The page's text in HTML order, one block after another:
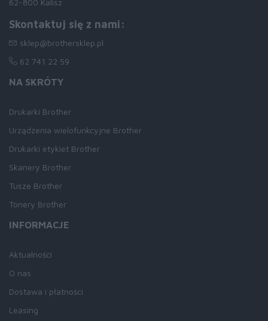
62-800 Kalisz
Skontaktuj się z nami:
sklep@brothersklep.pl
62 741 22 59
NA SKRÓTY
Drukarki Brother
Urządzenia wielofunkcyjne Brother
Drukarki etykiet Brother
Skanery Brother
Tusze Brother
Tonery Brother
INFORMACJE
Aktualności
O nas
Dostawa i płatności
Leasing